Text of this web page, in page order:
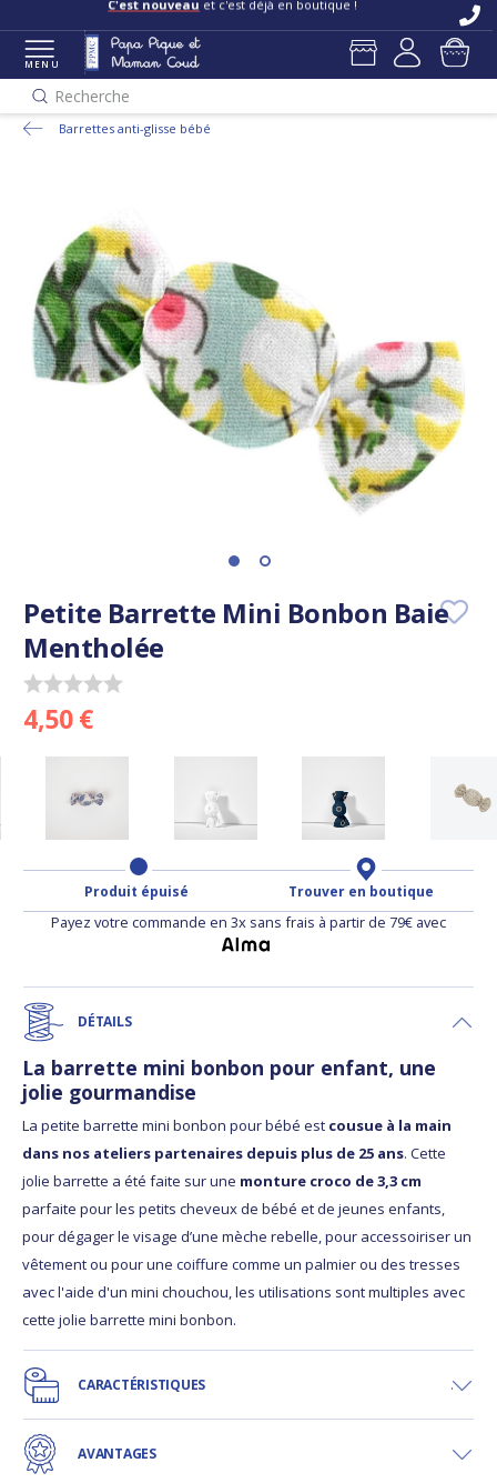
C'est nouveau et c'est déjà en boutique !
MENU
Recherche
Barrettes anti-glisse bébé
Petite Barrette Mini Bonbon Baie
Mentholée
4,50 €
Produit épuisé Trouver en boutique
Payez votre commande en 3x sans frais à partir de 79€ avec
DÉTAILS
La barrette mini bonbon pour enfant, une
jolie gourmandise
La petite barrette mini bonbon pour bébé est cousue à la main
dans nos ateliers partenaires depuis plus de 25 ans. Cette
jolie barrette a été faite sur une monture croco de 3,3 cm
parfaite pour les petits cheveux de bébé et de jeunes enfants,
pour dégager le visage d’une mèche rebelle, pour accessoiriser un
vêtement ou pour une coiffure comme un palmier ou des tresses
avec l'aide d'un mini chouchou, les utilisations sont multiples avec
cette jolie barrette mini bonbon.
CARACTÉRISTIQUES
AVANTAGES